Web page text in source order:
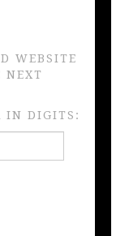
WEBSITE
NEXT
IN DIGITS: